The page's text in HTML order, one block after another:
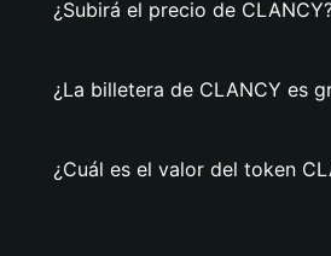
¿Subirá el precio de
¿La billetera de CLANCY es
¿Cuál es el valor del token